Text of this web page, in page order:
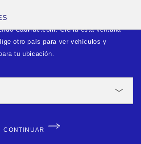
Cadillac.com. Cierra esta ventana
otro país para ver vehículos y
tu ubicación.
CONTINUAR